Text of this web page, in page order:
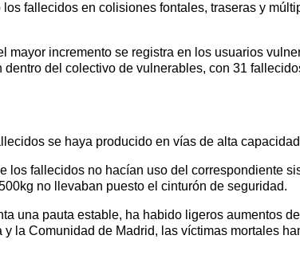
fallecidos en colisiones fontales, traseras y
mayor incremento se registra en los usuarios
del colectivo de vulnerables, con 31
se haya producido en vías de alta
los fallecidos no hacían uso del correspondiente
no llevaban puesto el cinturón de seguridad.
una pauta estable, ha habido ligeros aumentos
la Comunidad de Madrid, las víctimas mortales